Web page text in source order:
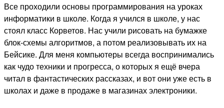
Все проходили основы программирования на уроках
информатики в школе. Когда я учился в школе, у нас
стоял класс Корветов. Нас учили рисовать на бумажке
блок-схемы алгоритмов, а потом реализовывать их на
Бейсике. Для меня компьютеры всегда воспринимались
как чудо техники и прогресса, о которых я ещё вчера
читал в фантастических рассказах, и вот они уже есть в
школах и даже в продаже в магазинах электроники.